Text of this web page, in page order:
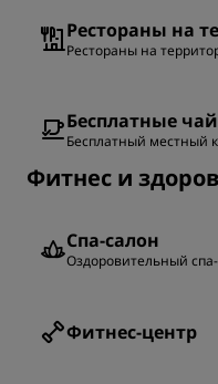
Рестораны на
Рестораны на
Бесплатные
Бесплатный местный
Фитнес и
Спа-салон
Оздоровительный
Фитнес-центр